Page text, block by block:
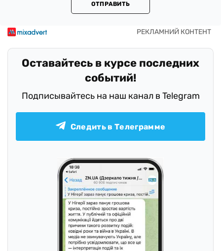
ОТПРАВИТЬ
Оставайтесь в курсе последних
событий!
Подписывайтесь на наш канал в Telegram
Следить в Телеграмме